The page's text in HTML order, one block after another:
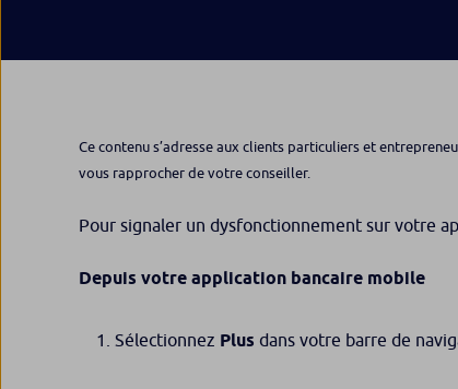
Ce contenu s’adresse aux clients particuliers et
vous rapprocher de votre conseiller.
Pour signaler un dysfonctionnement sur votre
Depuis votre application bancaire mobile
Sélectionnez Plus dans votre barre de